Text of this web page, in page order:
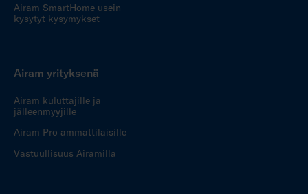
Airam SmartHome usein
kysytyt kysymykset
Airam yrityksenä
Airam kuluttajille ja
jälleenmyyjille
Airam Pro ammattilaisille
Vastuullisuus Airamilla